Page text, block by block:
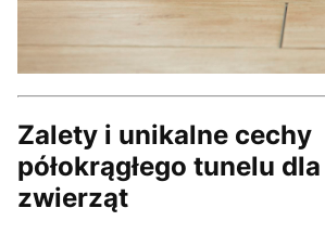
Zalety i unikalne cechy
półokrągłego tunelu dla
zwierząt